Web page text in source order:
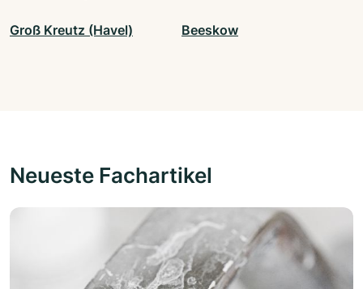
Groß Kreutz (Havel) Beeskow
Neueste Fachartikel